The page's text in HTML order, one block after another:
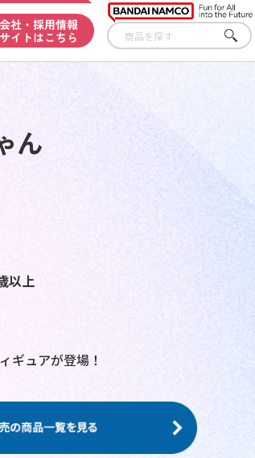
会社・採用情報
サイトはこちら
さが
す
ん
以上
ギュアが登場！